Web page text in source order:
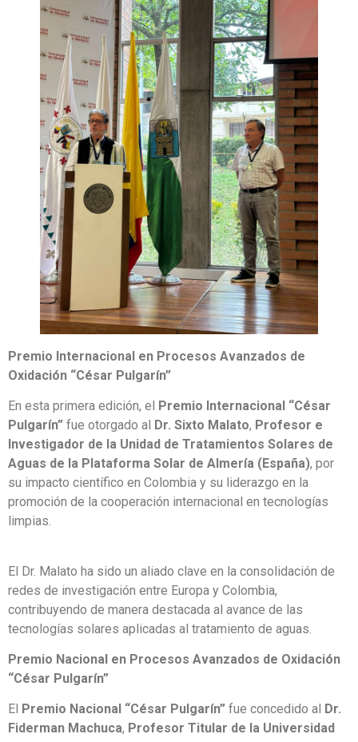
Premio Internacional en Procesos Avanzados de
Oxidación “César Pulgarín”
En esta primera edición, el
Premio Internacional “César
Pulgarín” fue otorgado al Dr. Sixto Malato, Profesor e
Investigador de la Unidad de Tratamientos Solares de
Aguas de la Plataforma Solar de Almería (España), por
su impacto científico en Colombia y su liderazgo en la
promoción de la cooperación internacional en tecnologías
limpias.
El Dr. Malato ha sido un aliado clave en la consolidación de
redes de investigación entre Europa y Colombia,
contribuyendo de manera destacada al avance de las
tecnologías solares aplicadas al tratamiento de aguas.
Premio Nacional en Procesos Avanzados de Oxidación
“César Pulgarín”
El Premio Nacional “César Pulgarín” fue concedido al Dr.
Fiderman Machuca, Profesor Titular de la Universidad